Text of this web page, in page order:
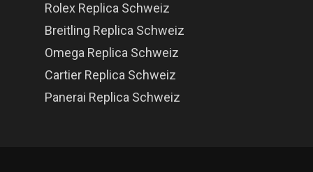
Rolex Replica Schweiz
Breitling Replica Schweiz
Omega Replica Schweiz
Cartier Replica Schweiz
Panerai Replica Schweiz